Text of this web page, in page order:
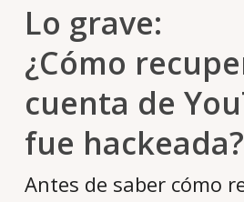
Lo grave:
¿Cómo
cuenta de
fue hackeada?
Antes de saber cómo